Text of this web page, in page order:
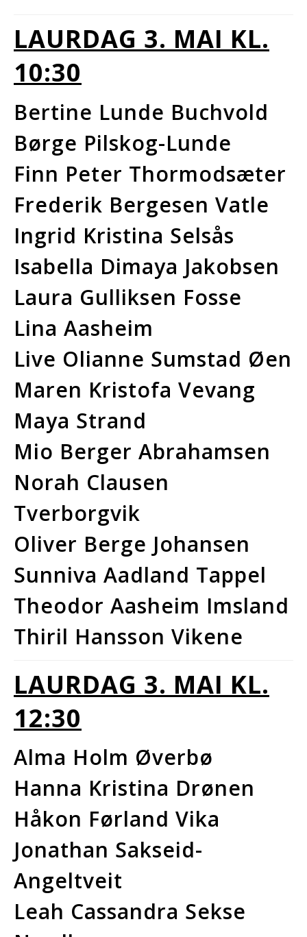
LAURDAG 3. MAI KL.
10:30
Bertine Lunde Buchvold
Børge Pilskog-Lunde
Finn Peter Thormodsæter
Frederik Bergesen Vatle
Ingrid Kristina Selsås
Isabella Dimaya Jakobsen
Laura Gulliksen Fosse
Lina Aasheim
Live Olianne Sumstad Øen
Maren Kristofa Vevang
Maya Strand
Mio Berger Abrahamsen
Norah Clausen
Tverborgvik
Oliver Berge Johansen
Sunniva Aadland Tappel
Theodor Aasheim Imsland
Thiril Hansson Vikene
LAURDAG 3. MAI KL.
12:30
Alma Holm Øverbø
Hanna Kristina Drønen
Håkon Førland Vika
Jonathan Sakseid-
Angeltveit
Leah Cassandra Sekse